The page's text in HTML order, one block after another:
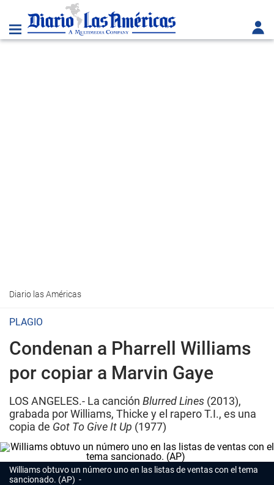
Diario las Américas
PLAGIO
Condenan a Pharrell Williams
por copiar a Marvin Gaye
LOS ANGELES.- La canción Blurred Lines (2013),
grabada por Williams, Thicke y el rapero T.I., es una
copia de Got To Give It Up (1977)
Williams obtuvo un número uno en las listas de ventas con el tema
sancionado. (AP)